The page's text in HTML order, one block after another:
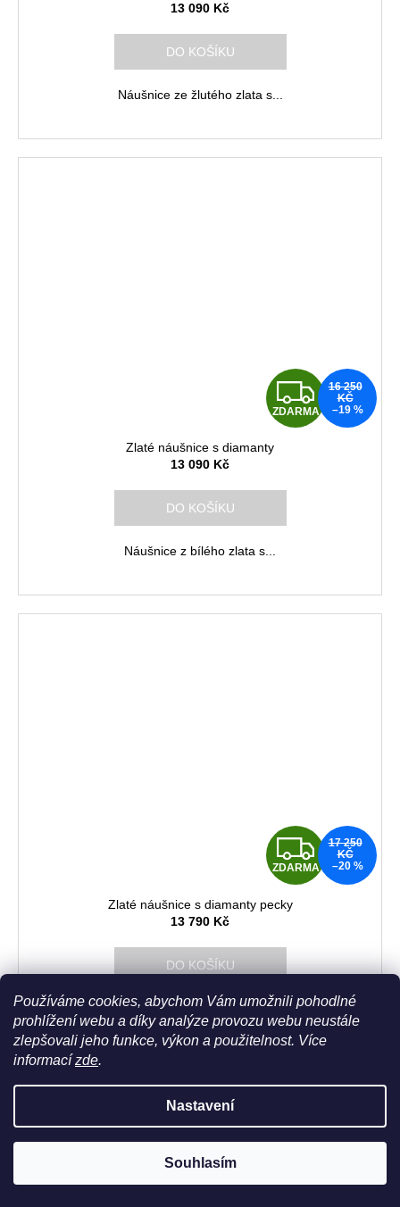
Používáme cookies, abychom Vám umožnili pohodlné
prohlížení webu a díky analýze provozu webu neustále
zlepšovali jeho funkce, výkon a použitelnost. Více
informacízde.
Nastavení
Souhlasím
13 090 Kč
DO KOŠÍKU
Náušnice ze žlutého zlata s...
Z
D
ZDARMA
16 250
KČ
–19 %
Zlaté náušnice s diamanty
13 090 Kč
DO KOŠÍKU
Náušnice z bílého zlata s...
Z
D
R
M
A
ZDARMA
17 250
KČ
–20 %
Zlaté náušnice s diamanty pecky
13 790 Kč
DO KOŠÍKU
Náušnice z růžového zlata s...